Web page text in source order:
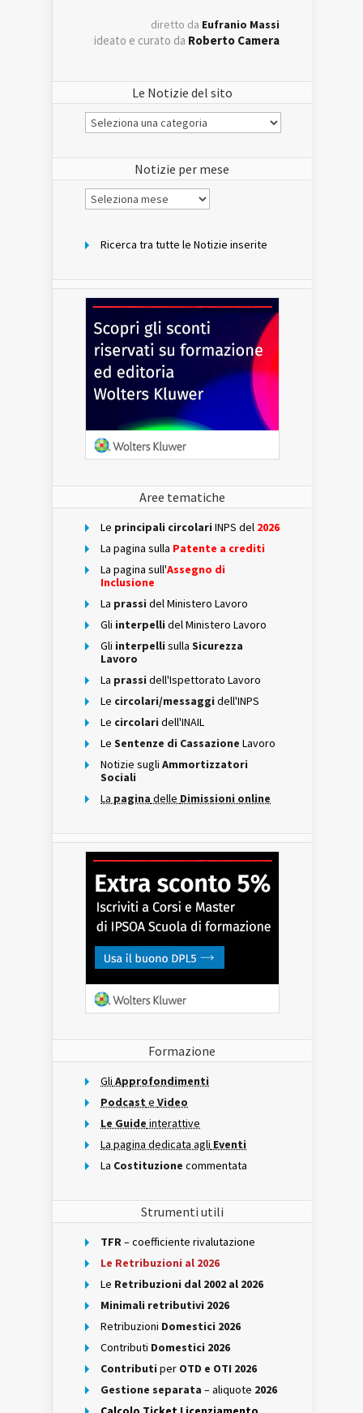
diretto da Eufranio Massi
ideato e curato da Roberto Camera
Le Notizie del sito
Le
Notizie
Notizie per mese
Notizie
per
Ricerca tra tutte le Notizie inserite
Aree tematiche
Le principali circolari INPS del 2026
La pagina sulla Patente a crediti
La pagina sull'Assegno di
Inclusione
La prassi del Ministero Lavoro
Gli interpelli del Ministero Lavoro
Gli interpelli sulla Sicurezza
Lavoro
La prassi dell'Ispettorato Lavoro
Le circolari/messaggi dell'INPS
Le circolari dell'INAIL
Le Sentenze di Cassazione Lavoro
Notizie sugli Ammortizzatori
Sociali
La pagina delle Dimissioni online
Formazione
Gli Approfondimenti
Podcast e Video
Le Guide interattive
La pagina dedicata agli Eventi
La Costituzione commentata
Strumenti utili
TFR– coefficiente rivalutazione
Le Retribuzioni al 2026
Le Retribuzioni dal 2002 al 2026
Minimali retributivi 2026
Retribuzioni Domestici 2026
Contributi Domestici 2026
Contributi per OTD e OTI 2026
Gestione separata – aliquote 2026